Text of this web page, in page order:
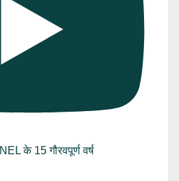
के 15 गौरवपूर्ण वर्ष